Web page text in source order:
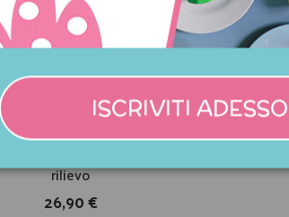
rilievo
26,90 €
ISCRIVITI